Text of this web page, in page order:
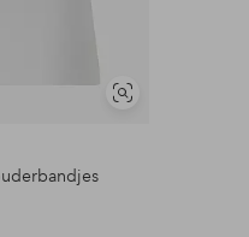
Soortgelijke